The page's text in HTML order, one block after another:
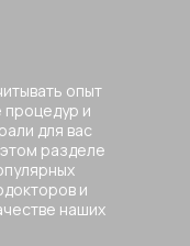
опыт
процедур и
для вас
разделе
и
наших